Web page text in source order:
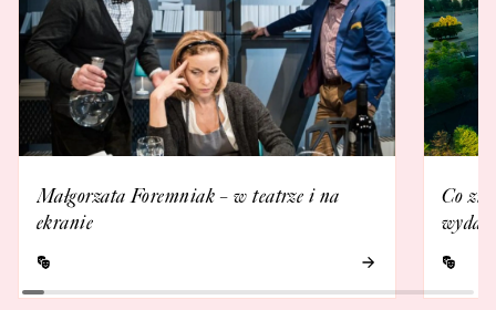
Małgorzata Foremniak – w teatrze i na
ekranie
Co